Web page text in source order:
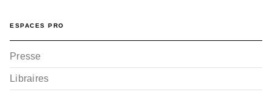
ESPACES PRO
Presse
Libraires